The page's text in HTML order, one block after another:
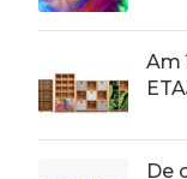
Am
De